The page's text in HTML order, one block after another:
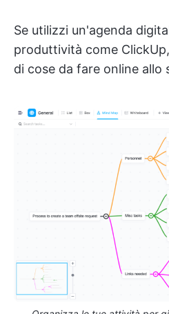
Se utilizzi un'agenda
produttività come
di cose da fare online allo